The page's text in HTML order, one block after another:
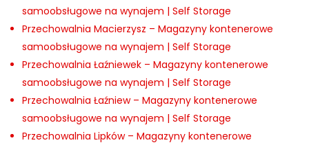
samoobsługowe na wynajem | Self Storage
Przechowalnia Macierzysz – Magazyny kontenerowe
samoobsługowe na wynajem | Self Storage
Przechowalnia Łaźniewek – Magazyny kontenerowe
samoobsługowe na wynajem | Self Storage
Przechowalnia Łaźniew – Magazyny kontenerowe
samoobsługowe na wynajem | Self Storage
Przechowalnia Lipków – Magazyny kontenerowe